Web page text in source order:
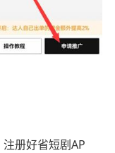
册好省短剧AP